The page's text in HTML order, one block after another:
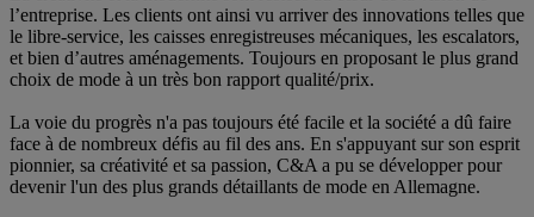
l’entreprise. Les clients ont ainsi vu arriver des innovations telles que
le libre-service, les caisses enregistreuses mécaniques, les escalators,
et bien d’autres aménagements. Toujours en proposant le plus grand
choix de mode à un très bon rapport qualité/prix.
La voie du progrès n'a pas toujours été facile et la société a dû faire
face à de nombreux défis au fil des ans. En s'appuyant sur son esprit
pionnier, sa créativité et sa passion, C&A a pu se développer pour
devenir l'un des plus grands détaillants de mode en Allemagne.